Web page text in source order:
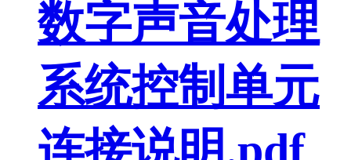
数字声音处理
系统控制单元